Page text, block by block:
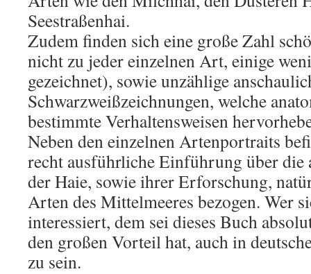
Seestraßenhai.
Zudem finden sich eine große Zahl
nicht zu jeder einzelnen Art, einige
gezeichnet), sowie unzählige
Schwarzweißzeichnungen, welche
bestimmte Verhaltensweisen
Neben den einzelnen Artenportraits
recht ausführliche Einführung über
der Haie, sowie ihrer Erforschung,
Arten des Mittelmeeres bezogen. Wer
interessiert, dem sei dieses Buch
den großen Vorteil hat, auch in
zu sein.